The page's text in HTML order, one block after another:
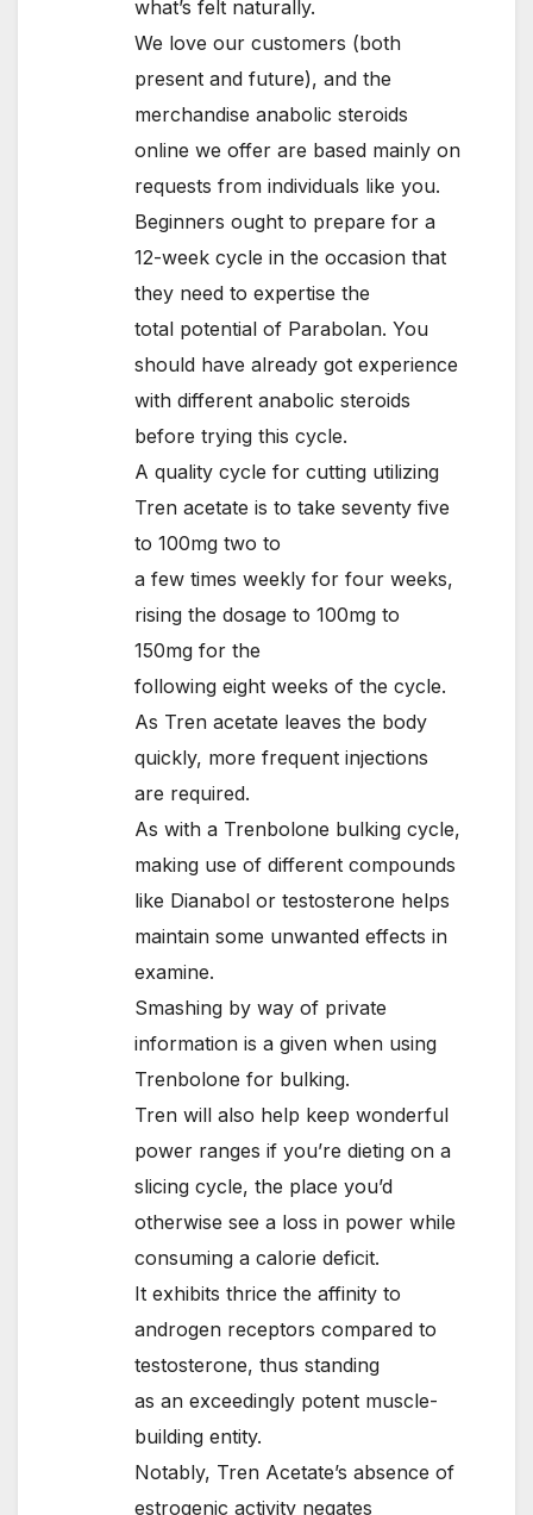
what’s felt naturally.
We love our customers (both
present and future), and the
merchandise anabolic steroids
online we offer are based mainly on
requests from individuals like you.
Beginners ought to prepare for a
12-week cycle in the occasion that
they need to expertise the
total potential of Parabolan. You
should have already got experience
with different anabolic steroids
before trying this cycle.
A quality cycle for cutting utilizing
Tren acetate is to take seventy five
to 100mg two to
a few times weekly for four weeks,
rising the dosage to 100mg to
150mg for the
following eight weeks of the cycle.
As Tren acetate leaves the body
quickly, more frequent injections
are required.
As with a Trenbolone bulking cycle,
making use of different compounds
like Dianabol or testosterone helps
maintain some unwanted effects in
examine.
Smashing by way of private
information is a given when using
Trenbolone for bulking.
Tren will also help keep wonderful
power ranges if you’re dieting on a
slicing cycle, the place you’d
otherwise see a loss in power while
consuming a calorie deficit.
It exhibits thrice the affinity to
androgen receptors compared to
testosterone, thus standing
as an exceedingly potent muscle-
building entity.
Notably, Tren Acetate’s absence of
estrogenic activity negates